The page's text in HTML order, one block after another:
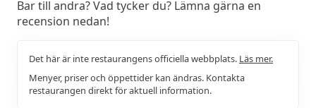
Bar till andra? Vad tycker du? Lämna gärna en
recension nedan!
Det här är inte restaurangens officiella webbplats. Läs mer.
Menyer, priser och öppettider kan ändras. Kontakta
restaurangen direkt för aktuell information.